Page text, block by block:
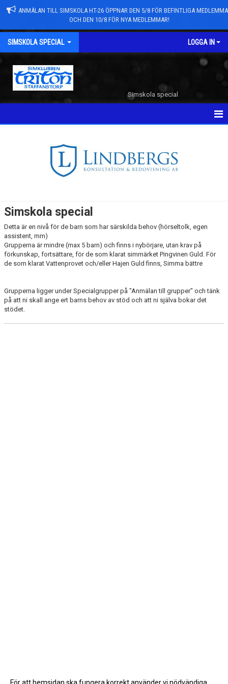
ANMÄLAN TILL SIMSKOLA HT-26 ÖPPNAR DEN 5/8 FÖR BEFINTLIGA
OCH DEN 10/8 FÖR NYA MEDLEMMAR!
SIMSKOLA SPECIAL LOGGA IN
Simskola special
Simskola special
Detta är en nivå för de barn som har särskilda behov (hörseltolk, egen
assistent, mm)
Grupperna är mindre (max 5 barn) och finns i nybörjare, utan krav på
förkunskap, fortsättare, för de som klarat simmärket Pingvinen Guld. För
de som klarat Vattenprovet och/eller Hajen Guld finns, Simma bättre
Grupperna ligger under Specialgrupper på "Anmälan till grupper" och tänk
på att ni skall ange ert barns behov av stöd och att ni själva bokar det
stödet.